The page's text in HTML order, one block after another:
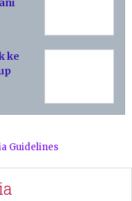
ke
Guidelines